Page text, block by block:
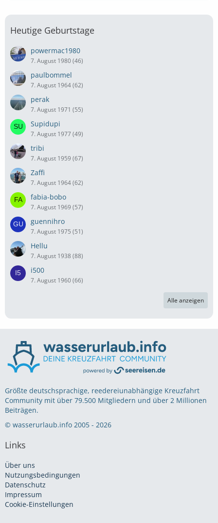
Heutige Geburtstage
powermac1980
7. August 1980 (46)
paulbommel
7. August 1964 (62)
perak
7. August 1971 (55)
Supidupi
7. August 1977 (49)
tribi
7. August 1959 (67)
Zaffi
7. August 1964 (62)
fabia-bobo
7. August 1969 (57)
guennihro
7. August 1975 (51)
Hellu
7. August 1938 (88)
i500
7. August 1960 (66)
Alle anzeigen
Größte deutschsprachige, reedereiunabhängige Kreuzfahrt
Community mit über 79.500 Mitgliedern und über 2 Millionen
Beiträgen.
© wasserurlaub.info 2005 - 2026
Links
Über uns
Nutzungsbedingungen
Datenschutz
Impressum
Cookie-Einstellungen